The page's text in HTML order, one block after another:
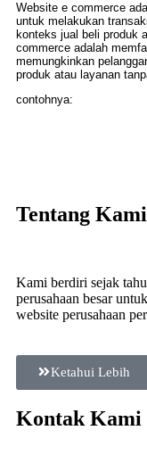
Website e commerce
untuk melakukan
konteks jual beli produk
commerce adalah
memungkinkan
produk atau layanan
contohnya:
Tentang Kami
Kami berdiri sejak
perusahaan besar
website perusahaan
Ketahui Lebih
Kontak Kami